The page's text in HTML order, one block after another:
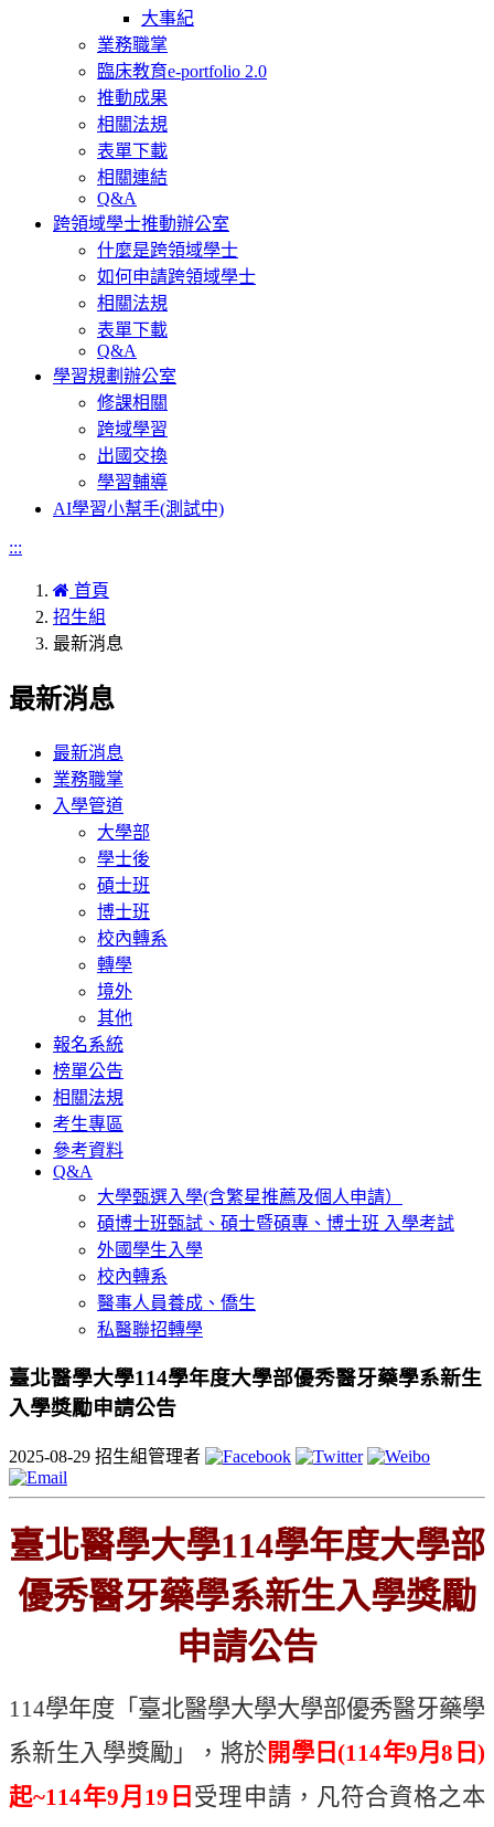
大事紀
業務職掌
臨床教育e-portfolio 2.0
推動成果
相關法規
表單下載
相關連結
Q&A
跨領域學士推動辦公室
什麼是跨領域學士
如何申請跨領域學士
相關法規
表單下載
Q&A
學習規劃辦公室
修課相關
跨域學習
出國交換
學習輔導
AI學習小幫手(測試中)
:::
首頁
招生組
最新消息
最新消息
最新消息
業務職掌
入學管道
大學部
學士後
碩士班
博士班
校內轉系
轉學
境外
其他
報名系統
榜單公告
相關法規
考生專區
參考資料
Q&A
大學甄選入學(含繁星推薦及個人申請）
碩博士班甄試、碩士暨碩專、博士班 入學考試
外國學生入學
校內轉系
醫事人員養成、僑生
私醫聯招轉學
臺北醫學大學114學年度大學部優秀醫牙藥學系新生
入學獎勵申請公告
2025-08-29 招生組管理者
臺北醫學大學114學年度大學部
優秀醫牙藥學系新生入學獎勵
申請公告
114學年度 「 臺北醫學大學大學部優秀醫牙藥學
系新生入學獎勵」，將於開學日 (114年9月8 日)
起~114年9月 19 日 受理申請，凡符合資格之本